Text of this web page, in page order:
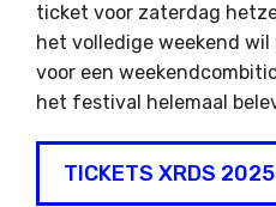
ticket voor zaterdag
het volledige weekend wil
voor een
het festival helemaal
TICKETS XRDS 2025